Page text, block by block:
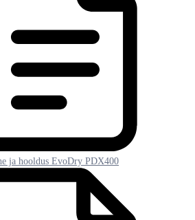
ja hooldus EvoDry PDX400